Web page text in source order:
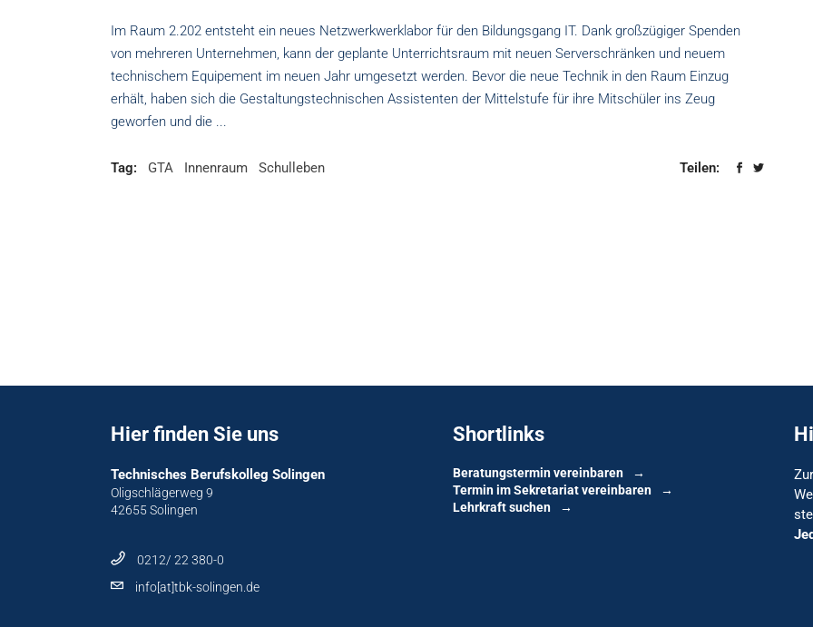
Im Raum 2.202 entsteht ein neues Netzwerkwerklabor für den Bildungsgang IT. Dank großzügiger Spenden
von mehreren Unternehmen, kann der geplante Unterrichtsraum mit neuen Serverschränken und neuem
technischem Equipement im neuen Jahr umgesetzt werden. Bevor die neue Technik in den Raum Einzug
erhält, haben sich die Gestaltungstechnischen Assistenten der Mittelstufe für ihre Mitschüler ins Zeug
geworfen und die
Tag: GTA Innenraum Schulleben Teilen:
Hier finden Sie uns
Technisches Berufskolleg Solingen
Oligschlägerweg 9
42655 Solingen
0212/ 22 380-0
info[at]tbk-solingen.de
Shortlinks
Beratungstermin vereinbaren
Termin im Sekretariat vereinbaren
Lehrkraft suchen